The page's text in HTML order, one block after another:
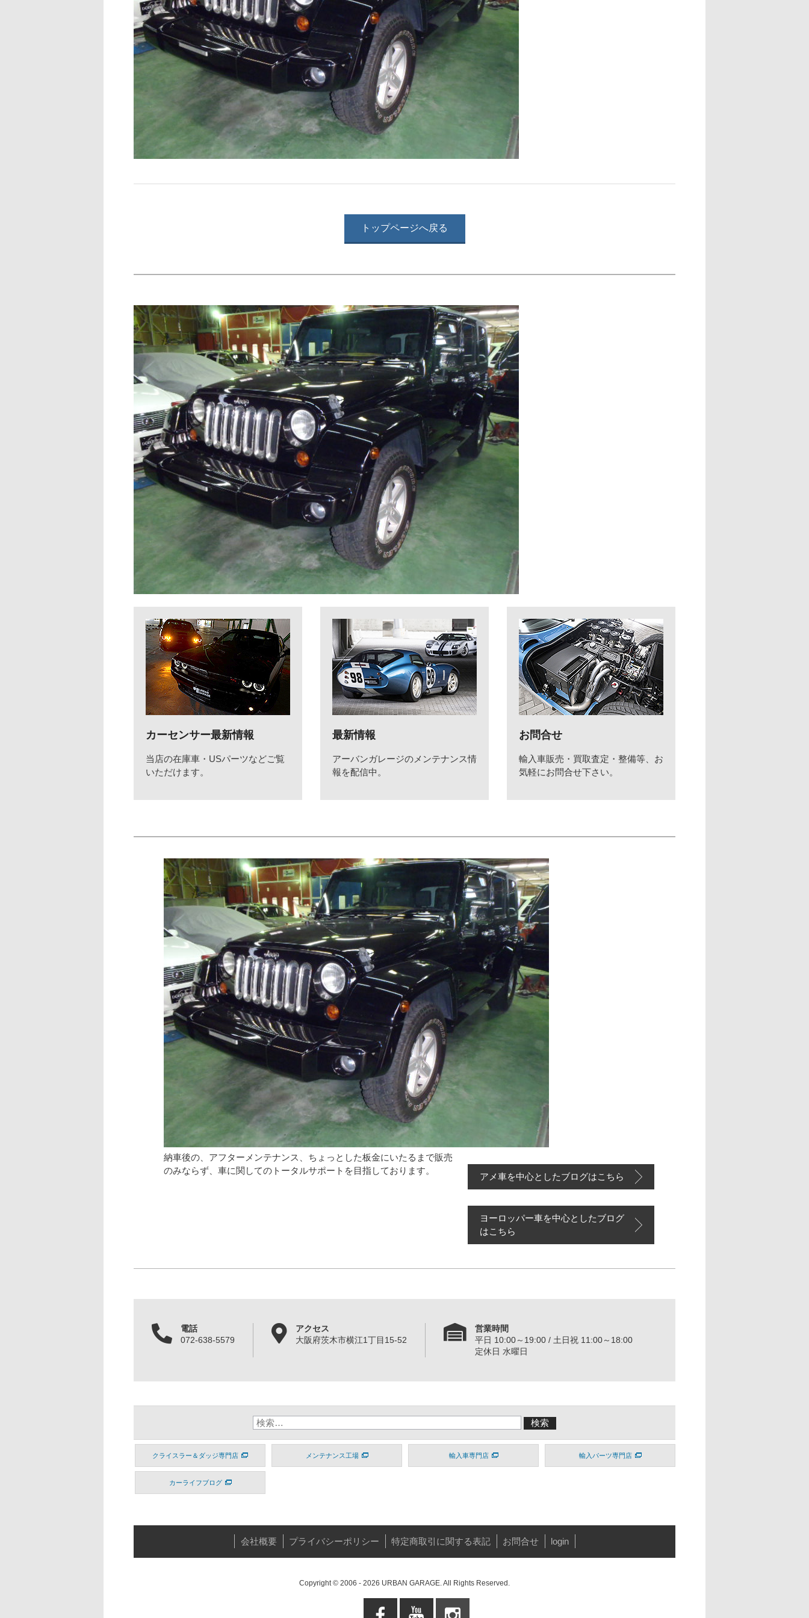
トップページへ戻る
カーセンサー最新情報
当店の在庫車・USパーツなどご覧
いただけます。
最新情報
アーバンガレージのメンテナンス情
報を配信中。
お問合せ
輸入車販売・買取査定・整備等、お
気軽にお問合せ下さい。
納車後の、アフターメンテナンス、ちょっとした板金にいたるまで販売
のみならず、車に関してのトータルサポートを目指しております。
アメ車を中心としたブログはこちら
ヨーロッパー車を中心としたブログ
はこちら
電話
072-638-5579
アクセス
大阪府茨木市横江1丁目15-52
営業時間
平日 10:00～19:00 / 土日祝 11:00～18:00
定休日 水曜日
クライスラー＆ダッジ専門店 メンテナンス工場 輸入車専門店 輸入パーツ専門店
カーライフブログ
会社概要 プライバシーポリシー 特定商取引に関する表記 お問合せ login
Copyright © 2006 - 2026 URBAN GARAGE. All Rights Reserved.